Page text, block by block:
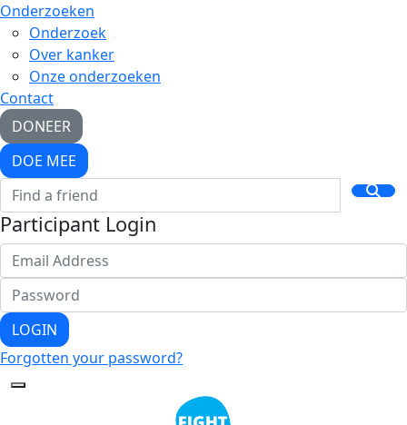
Onderzoeken
Onderzoek
Over kanker
Onze onderzoeken
Contact
DONEER
DOE MEE
Participant Login
LOGIN
Forgotten your password?